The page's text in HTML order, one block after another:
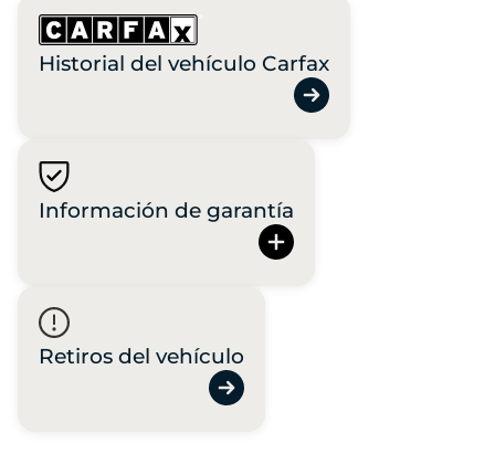
Historial del vehículo Carfax
Información de garantía
Retiros del vehículo